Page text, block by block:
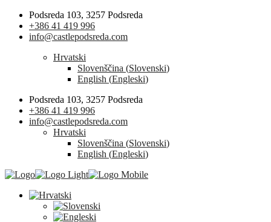
Podsreda 103, 3257 Podsreda
+386 41 419 996
info@castlepodsreda.com
Hrvatski
Slovenščina (Slovenski)
English (Engleski)
Podsreda 103, 3257 Podsreda
+386 41 419 996
info@castlepodsreda.com
Hrvatski
Slovenščina (Slovenski)
English (Engleski)